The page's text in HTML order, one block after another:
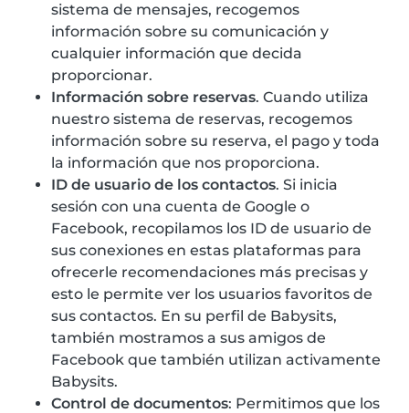
sistema de mensajes, recogemos
información sobre su comunicación y
cualquier información que decida
proporcionar.
Información sobre reservas. Cuando utiliza
nuestro sistema de reservas, recogemos
información sobre su reserva, el pago y toda
la información que nos proporciona.
ID de usuario de los contactos. Si inicia
sesión con una cuenta de Google o
Facebook, recopilamos los ID de usuario de
sus conexiones en estas plataformas para
ofrecerle recomendaciones más precisas y
esto le permite ver los usuarios favoritos de
sus contactos. En su perfil de Babysits,
también mostramos a sus amigos de
Facebook que también utilizan activamente
Babysits.
Control de documentos: Permitimos que los